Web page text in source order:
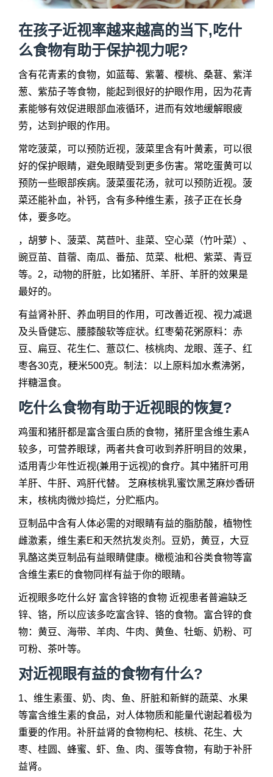
在孩子近视率越来越高的当下,吃什
么食物有助于保护视力呢?
含有花青素的食物，如蓝莓、紫薯、樱桃、桑葚、紫洋
葱、紫茄子等食物，能起到很好的护眼作用，因为花青
素能够有效促进眼部血液循环，进而有效地缓解眼疲
劳，达到护眼的作用。
常吃菠菜，可以预防近视，菠菜里含有叶黄素，可以很
好的保护眼睛，避免眼睛受到更多伤害。常吃蛋黄可以
预防一些眼部疾病。菠菜蛋花汤，就可以预防近视。菠
菜还能补血，补钙，含有多种维生素，孩子正在长身
体，要多吃。
，胡萝卜、菠菜、莴苣叶、韭菜、空心菜（竹叶菜）、
豌豆苗、苜蓿、南瓜、番茄、苋菜、枇杷、紫菜、青豆
等。2，动物的肝脏，比如猪肝、羊肝、羊肝的效果是
最好的。
有益肾补肝、养血明目的作用，可改善近视、视力减退
及头昏健忘、腰膝酸软等症状。红枣菊花粥原料：赤
豆、扁豆、花生仁、薏苡仁、核桃肉、龙眼、莲子、红
枣各30克，粳米500克。制法：以上原料加水煮沸粥，
拌糖温食。
吃什么食物有助于近视眼的恢复?
鸡蛋和猪肝都是富含蛋白质的食物，猪肝里含维生素A
较多，可营养眼球，两者共食可收到养肝明目的效果，
适用青少年性近视(兼用于远视)的食疗。其中猪肝可用
羊肝、牛肝、鸡肝代替。 芝麻核桃乳蜜饮黑芝麻炒香研
末，核桃肉微炒捣烂，分贮瓶内。
豆制品中含有人体必需的对眼睛有益的脂肪酸，植物性
雌激素，维生素E和天然抗发炎剂。豆奶，黄豆，大豆
乳酪这类豆制品有益眼睛健康。橄榄油和谷类食物等富
含维生素E的食物同样有益于你的眼睛。
近视眼多吃什么好 富含锌铬的食物 近视患者普遍缺乏
锌、铬，所以应该多吃富含锌、铬的食物。富合锌的食
物：黄豆、海带、羊肉、牛肉、黄鱼、牡蛎、奶粉、可
可粉、茶叶等。
对近视眼有益的食物有什么?
1、维生素蛋、奶、肉、鱼、肝脏和新鲜的蔬菜、水果
等富含维生素的食品，对人体物质和能量代谢起着极为
重要的作用。补肝益肾的食物枸杞、核桃、花生、大
枣、桂圆、蜂蜜、虾、鱼、肉、蛋等食物，有助于补肝
益肾。